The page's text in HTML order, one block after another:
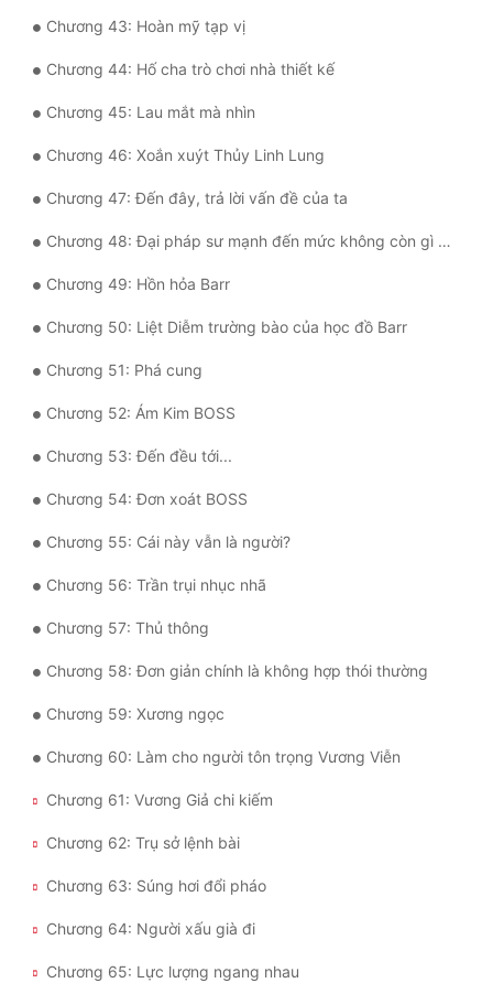
Tính Cách Nhân Vật :
Cơ Trí
Sát Phạt Quyết Đoán
Vô Sỉ
Điềm Đạm
Chương 43: Hoàn mỹ tạp vị
Chương 44: Hố cha trò chơi nhà thiết kế
Chương 45: Lau mắt mà nhìn
Chương 46: Xoắn xuýt Thủy Linh Lung
Chương 47: Đến đây, trả lời vấn đề của ta
Chương 48: Đại pháp sư mạnh đến mức không còn gì để nói
Chương 49: Hồn hỏa Barr
Chương 50: Liệt Diễm trường bào của học đồ Barr
Chương 51: Phá cung
Chương 52: Ám Kim BOSS
Chương 53: Đến đều tới...
Chương 54: Đơn xoát BOSS
Chương 55: Cái này vẫn là người?
Chương 56: Trần trụi nhục nhã
Chương 57: Thủ thông
Chương 58: Đơn giản chính là không hợp thói thường
Chương 59: Xương ngọc
Chương 60: Làm cho người tôn trọng Vương Viễn
Chương 61: Vương Giả chi kiếm
Chương 62: Trụ sở lệnh bài
Chương 63: Súng hơi đổi pháo
Chương 64: Người xấu già đi
Chương 65: Lực lượng ngang nhau